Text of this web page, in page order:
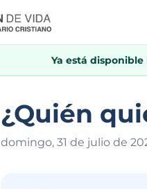
Ya está
¿Quién
domingo, 31 de julio de